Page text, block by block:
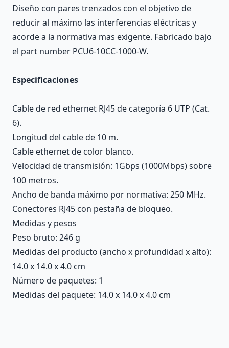
Diseño con pares trenzados con el objetivo de
reducir al máximo las interferencias eléctricas y
acorde a la normativa mas exigente. Fabricado bajo
el part number PCU6-10CC-1000-W.
Especificaciones
Cable de red ethernet RJ45 de categoría 6 UTP (Cat.
6).
Longitud del cable de 10 m.
Cable ethernet de color blanco.
Velocidad de transmisión: 1Gbps (1000Mbps) sobre
100 metros.
Ancho de banda máximo por normativa: 250 MHz.
Conectores RJ45 con pestaña de bloqueo.
Medidas y pesos
Peso bruto: 246 g
Medidas del producto (ancho x profundidad x alto):
14.0 x 14.0 x 4.0 cm
Número de paquetes: 1
Medidas del paquete: 14.0 x 14.0 x 4.0 cm